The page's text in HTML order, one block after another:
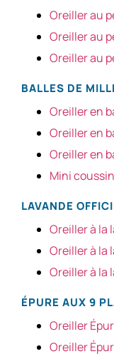
Oreiller au
Oreiller au
Oreiller au
BALLES DE
Oreiller en
Oreiller en
Oreiller en
Mini
LAVANDE
Oreiller à la
Oreiller à la
Oreiller à la
ÉPURE AUX 9
Oreiller
Oreiller